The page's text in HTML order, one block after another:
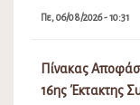
Πε, 06/08/2026 - 10:31
Πίνακας
16ης Έκτακτης